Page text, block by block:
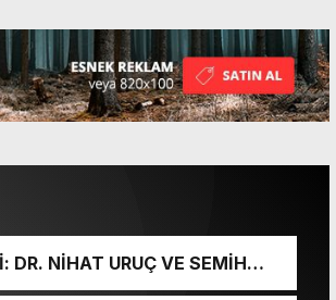
DR. NİHAT URUÇ VE SEMİH